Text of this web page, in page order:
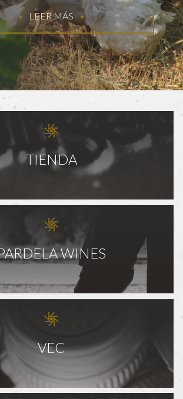
LEER MÁS
TIENDA
WINES
VEC